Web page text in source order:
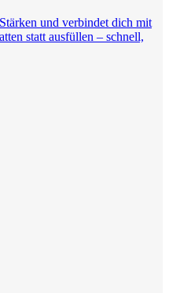
und verbindet dich mit
statt ausfüllen – schnell,